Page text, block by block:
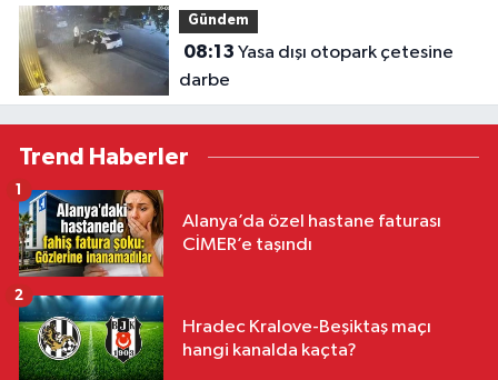
Gündem
08:13
darbe
Trend Haberler
Alanya’da özel hastane faturası
CİMER’e taşındı
1
Hradec Kralove-Beşiktaş maçı
hangi kanalda kaçta?
2